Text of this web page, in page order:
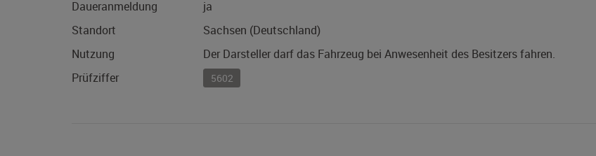
Daueranmeldung
ja
Standort
Sachsen (Deutschland)
Nutzung
Der Darsteller darf das Fahrzeug bei Anwesenheit des Besitzers fahren.
Prüfziffer
5602